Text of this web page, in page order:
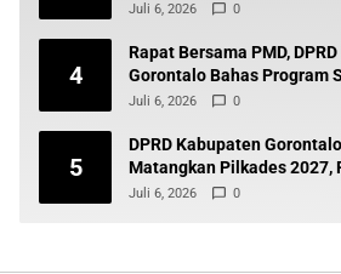
Pendapatan Daerah
Juli 6, 2026 0
4
Rapat Bersama PMD,
Gorontalo Bahas Program
Pembangunan Desa
Juli 6, 2026 0
5
DPRD Kabupaten
Matangkan Pilkades 2027,
Juli 6, 2026 0